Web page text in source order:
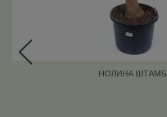
НОЛИНА ШТАМБ